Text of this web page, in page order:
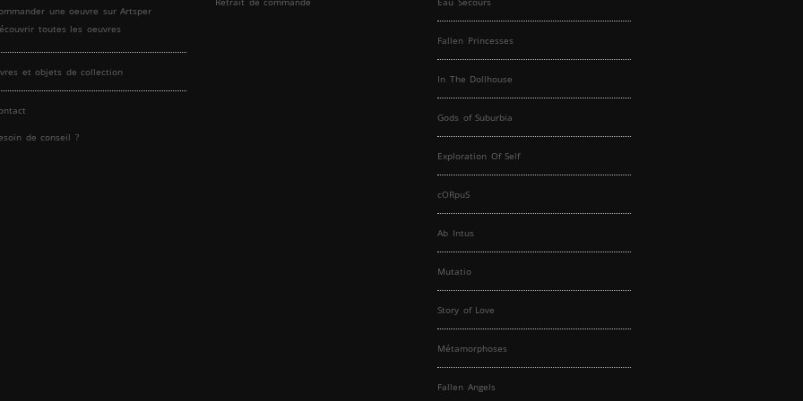
une oeuvre sur Artsper
toutes les oeuvres
et objets de collection
de conseil ?
Fallen Princesses
In The Dollhouse
Gods of Suburbia
Exploration Of Self
cORpuS
Ab Intus
Mutatio
Story of Love
Métamorphoses
Fallen Angels